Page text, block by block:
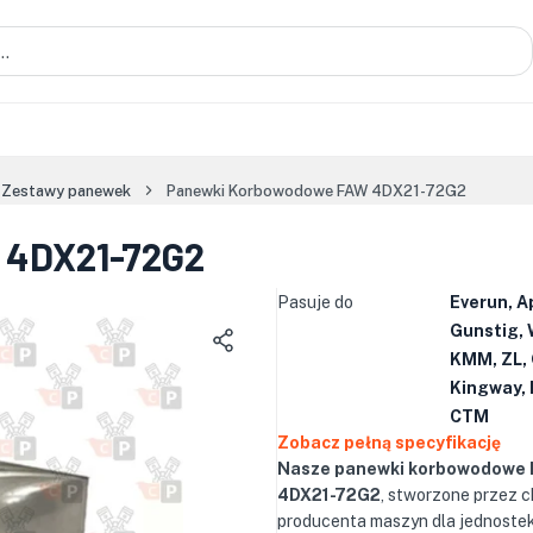
Zestawy panewek Panewki Korbowodowe FAW 4DX21-72G2
72G2
Pasuje do
Everun,
Gunstig,
KMM,
Kingway,
CTM
Zobacz pełną specyfikację
Nasze panewki korbowodowe
4DX21-72G2 , stworzone przez
producenta maszyn dla